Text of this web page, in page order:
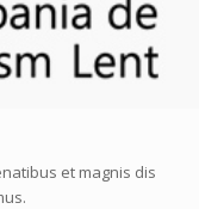
et magnis dis